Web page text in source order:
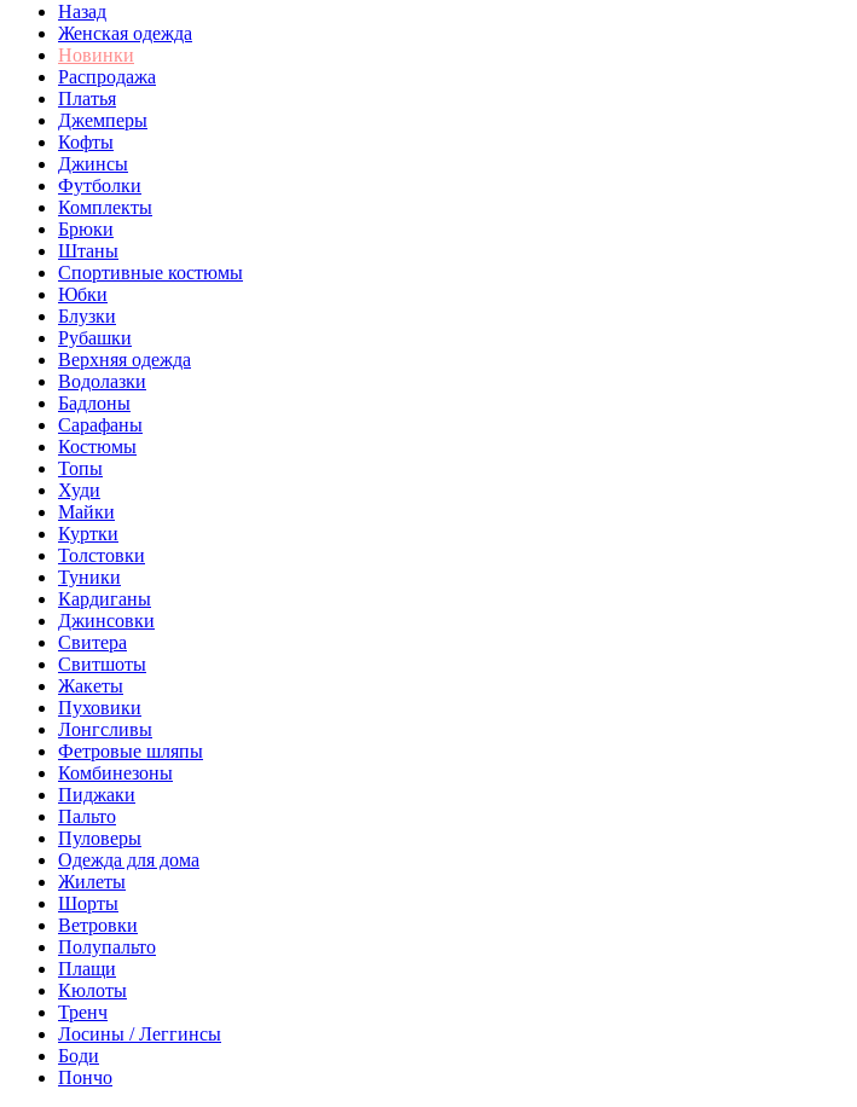
Назад
Женская одежда
Новинки
Распродажа
Платья
Джемперы
Кофты
Джинсы
Футболки
Комплекты
Брюки
Штаны
Спортивные костюмы
Юбки
Блузки
Рубашки
Верхняя одежда
Водолазки
Бадлоны
Сарафаны
Костюмы
Топы
Худи
Майки
Куртки
Толстовки
Туники
Кардиганы
Джинсовки
Свитера
Свитшоты
Жакеты
Пуховики
Лонгсливы
Фетровые шляпы
Комбинезоны
Пиджаки
Пальто
Пуловеры
Одежда для дома
Жилеты
Шорты
Ветровки
Полупальто
Плащи
Кюлоты
Тренч
Лосины / Леггинсы
Боди
Пончо